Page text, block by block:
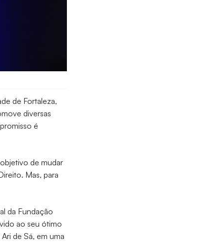
de Fortaleza,
diversas
é
de mudar
Mas, para
da Fundação
ao seu ótimo
de Sá, em uma